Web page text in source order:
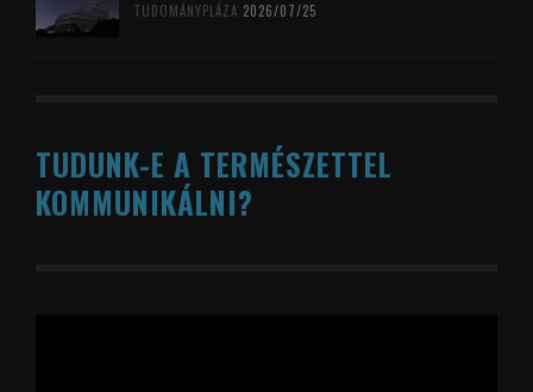
TUDOMÁNYPLÁZA 2026/07/25
TUDUNK-E A TERMÉSZETTEL
KOMMUNIKÁLNI?